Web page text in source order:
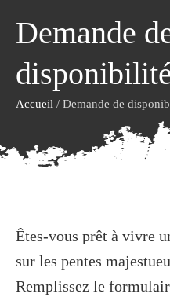
Demande
Accueil / Demande de
Êtes-vous prêt à vivre
sur les pentes
Remplissez le